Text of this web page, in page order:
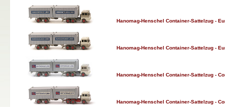
Hanomag-Henschel Container-Sattelzug -
Hanomag-Henschel Container-Sattelzug -
Hanomag-Henschel Container-Sattelzug -
Hanomag-Henschel Container-Sattelzug -